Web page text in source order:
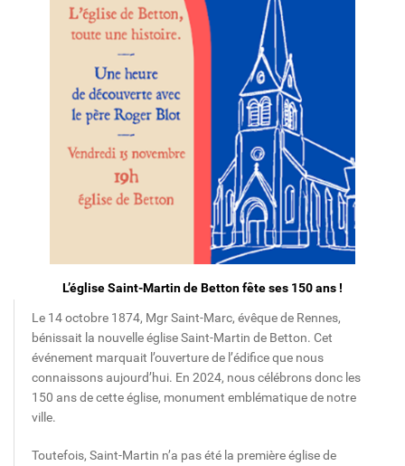
L’église Saint-Martin de Betton fête ses 150 ans !
Le 14 octobre 1874, Mgr Saint-Marc, évêque de Rennes,
bénissait la nouvelle église Saint-Martin de Betton. Cet
événement marquait l’ouverture de l’édifice que nous
connaissons aujourd’hui. En 2024, nous célébrons donc les
150 ans de cette église, monument emblématique de notre
ville.
Toutefois, Saint-Martin n’a pas été la première église de